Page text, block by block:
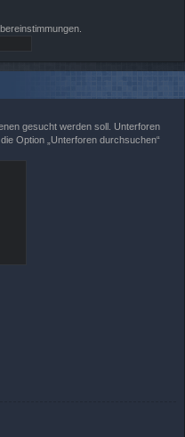
gesucht werden soll. Unterforen
Option „Unterforen durchsuchen“